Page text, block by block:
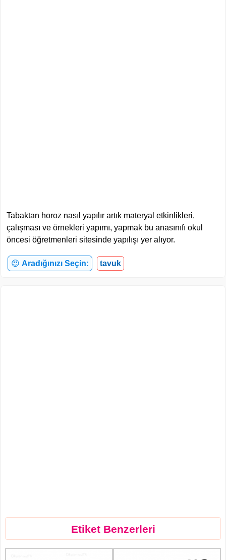
Tabaktan horoz nasıl yapılır artık materyal etkinlikleri,
çalışması ve örnekleri yapımı, yapmak bu anasınıfı okul
öncesi öğretmenleri sitesinde yapılışı yer alıyor.
😍 Aradığınızı Seçin: tavuk
Etiket Benzerleri